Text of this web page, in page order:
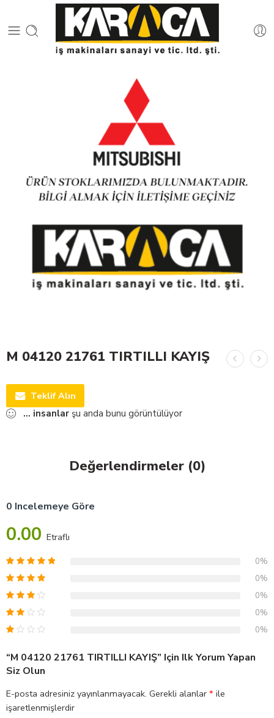
M 04120 21761 TIRTILLI KAYIŞ
Teklif Alın
... insanlar şu anda bunu görüntülüyor
Değerlendirmeler (0)
0 Incelemeye Göre
0.00 Etraflı
0%
0%
0%
0%
0%
“M 04120 21761 TIRTILLI KAYIŞ” Için Ilk Yorum Yapan
Siz Olun
E-posta adresiniz yayınlanmayacak. Gerekli alanlar * ile
işaretlenmişlerdir